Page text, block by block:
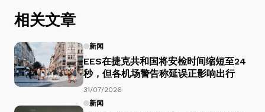
相关文章
新闻
EES在捷克共和国将安检时间缩短至24
秒，但各机场警告称延误正影响出行
31/07/2026
新闻